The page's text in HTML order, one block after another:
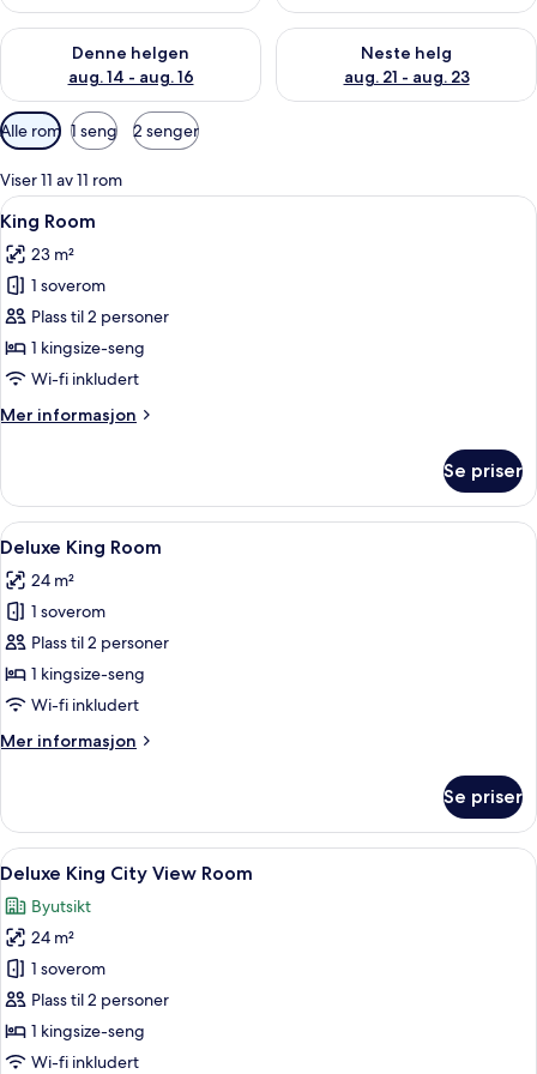
Denne helgen
aug. 14 - aug. 16
Sjekk tilgjengelighet for denne helgen, aug. 14 - aug. 16
Neste helg
aug. 21 - aug. 23
Sjekk tilgjengelighet for
Tilgjengelige
filtre
for
rom
Alle rom 1 seng 2 senger
Viser 11 av 11 rom
Åpne
alle
bildene
av
King
Room
Sengetøy av topp kvalitet, minibar,
4
King Room
23 m²
1 soverom
Plass til 2 personer
1 kingsize-seng
Wi-fi inkludert
Mer informasjon
Mer
Room
Se priser
Åpne
alle
bildene
av
Deluxe
King
Room
Sengetøy av topp kvalitet, minibar,
7
Deluxe King Room
24 m²
1 soverom
Plass til 2 personer
1 kingsize-seng
Wi-fi inkludert
Mer informasjon
Mer
King
Room
Se priser
Åpne
alle
bildene
av
Deluxe
King
City
View
Sengetøy av topp kvalitet, minibar,
6
Deluxe King City View Room
Byutsikt
24 m²
1 soverom
Plass til 2 personer
1 kingsize-seng
Wi-fi inkludert